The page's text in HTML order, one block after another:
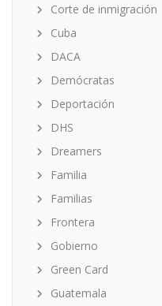
Corte de inmigración
Cuba
DACA
Demócratas
Deportación
DHS
Dreamers
Familia
Familias
Frontera
Gobierno
Green Card
Guatemala